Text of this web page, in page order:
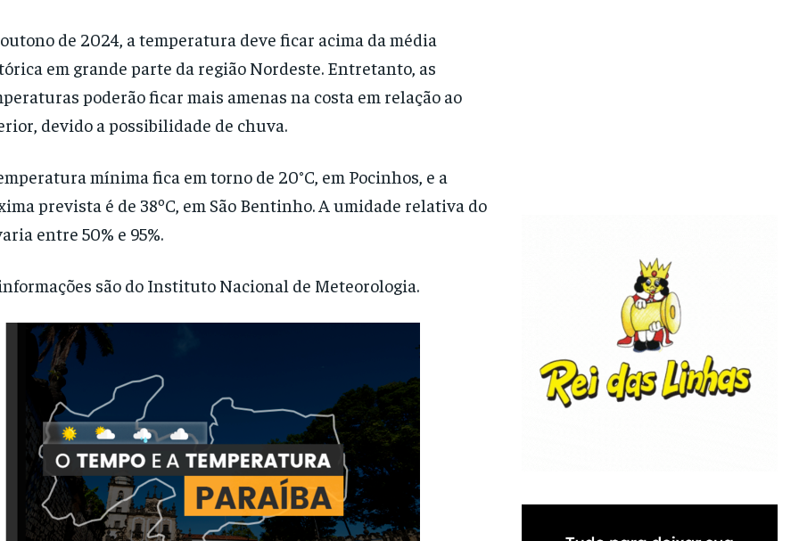
de 2024, a temperatura deve ficar acima da média
em grande parte da região Nordeste. Entretanto, as
poderão ficar mais amenas na costa em relação ao
devido a possibilidade de chuva.
mínima fica em torno de 20°C, em Pocinhos, e a
prevista é de 38ºC, em São Bentinho. A umidade relativa do
entre 50% e 95%.
são do Instituto Nacional de Meteorologia.